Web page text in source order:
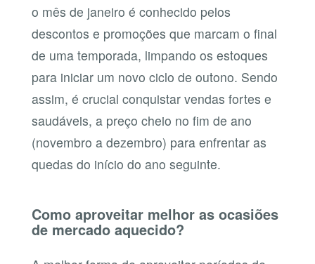
o mês de janeiro é conhecido pelos
descontos e promoções que marcam o final
de uma temporada, limpando os estoques
para iniciar um novo ciclo de outono. Sendo
assim, é crucial conquistar vendas fortes e
saudáveis, a preço cheio no fim de ano
(novembro a dezembro) para enfrentar as
quedas do início do ano seguinte.
Como aproveitar melhor as ocasiões
de mercado aquecido?